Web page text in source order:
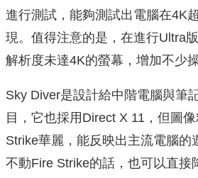
進行測試，能夠測試出電腦在4K
現。值得注意的是，在進行Ultra
解析度未達4K的螢幕，增加不少
Sky Diver是設計給中階電腦與筆
目，它也採用Direct X 11，但圖
Strike華麗，能反映出主流電腦的
不動Fire Strike的話，也可以直接